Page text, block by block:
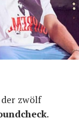
zwölf
.